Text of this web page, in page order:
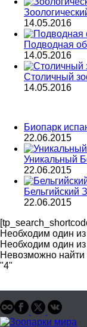
14.05.2016
Подводная
14.05.2016
Столичный
14.05.2016
Биопарк
22.06.2015
Уникальный
22.06.2015
Бельгийский
22.06.2015
Необходим один
Необходим один
Невозможно
"4"